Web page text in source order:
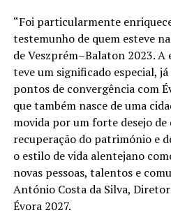
“Foi particularmente
testemunho de quem esteve
de Veszprém–Balaton 2023.
teve um significado especial,
pontos de convergência com
que também nasce de uma
movida por um forte desejo
recuperação do património e
o estilo de vida alentejano
novas pessoas, talentos e
António Costa da Silva,
Évora 2027.